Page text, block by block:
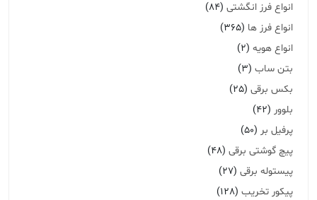
انواع فرز انگشتی (84)
انواع فرز ها (365)
انواع هویه (2)
بتن ساب (3)
بکس برقی (25)
بلوور (42)
پرفیل بر (50)
پیچ گوشتی برقی (48)
پیستوله برقی (27)
پیکور تخریب (128)